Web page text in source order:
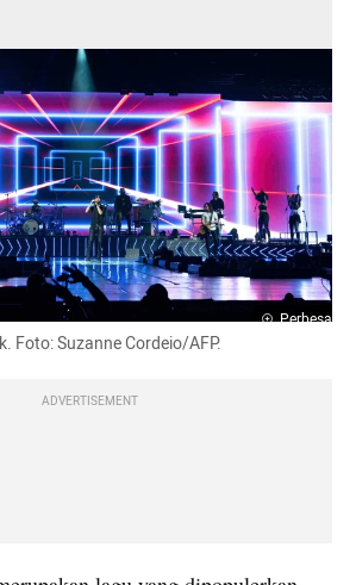
Perbesar
Foto: Suzanne Cordeio/AFP.
ADVERTISEMENT